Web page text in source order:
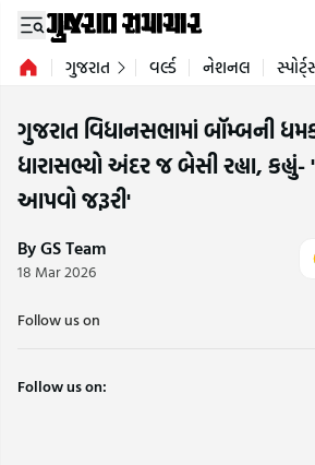
ગુજરાત વર્લ્ડ નેશનલ
ગુજરાત વિધાનસભામાં બૉમ્બની
ધારાસભ્યો અંદર જ બેસી રહ્યા,
આપવો જરૂરી'
By GS Team
18 Mar 2026
Follow us on
Follow us on: